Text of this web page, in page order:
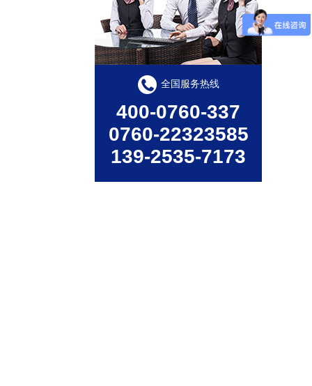
全国服务热线
400-0760-337
0760-22323585
139-2535-7173